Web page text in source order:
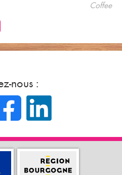
Coffee
nous :